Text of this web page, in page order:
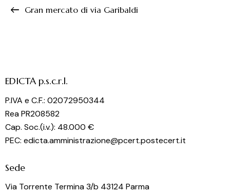
Gran mercato di via Garibaldi
EDICTA p.s.c.r.l.
P.IVA e C.F.: 02072950344
Rea PR208582
Cap. Soc.(i.v.): 48.000 €
PEC: edicta.amministrazione@pcert.postecert.it
Sede
Via Torrente Termina 3/b 43124 Parma